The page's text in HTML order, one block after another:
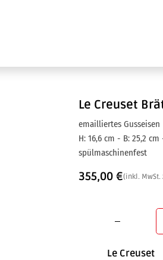
Le Creuset
emailliertes Gusseisen
H: 16,6 cm - B: 25,2
spülmaschinenfest
355,00 €(inkl. MwSt.
Le Creuset